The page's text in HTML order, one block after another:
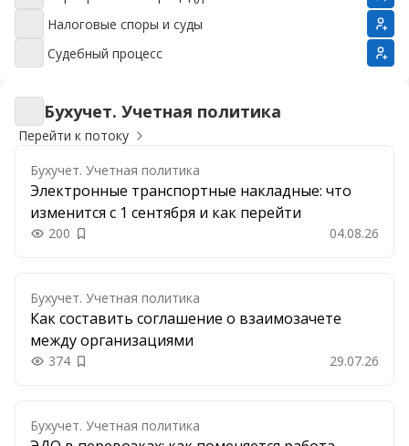
Налоговые споры и суды
Налоговые споры и суды
Судебный процесс
Судебный процесс
Бухучет. Учетная политика
Бухучет. Учетная политика
Перейти к потоку
Бухучет. Учетная политика
Электронные транспортные накладные: что
изменится с 1 сентября и как перейти
200 Добавить в закладки 04.08.26
Бухучет. Учетная политика
Как составить соглашение о взаимозачете
между организациями
374 Добавить в закладки 29.07.26
Бухучет. Учетная политика